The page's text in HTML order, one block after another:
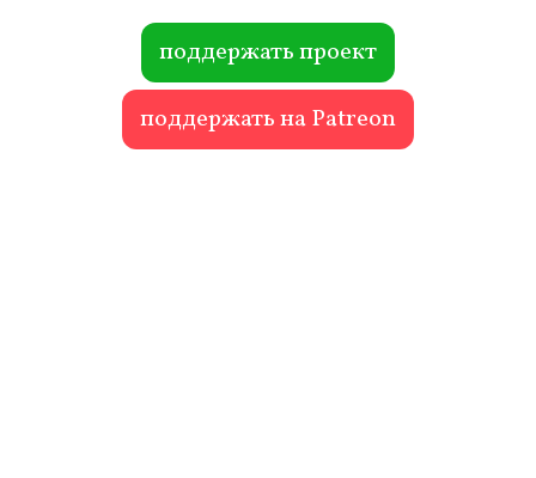
ok r
поддержать проект
поддержать на Patreon